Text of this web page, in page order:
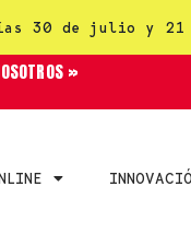
30 de julio y 21
»